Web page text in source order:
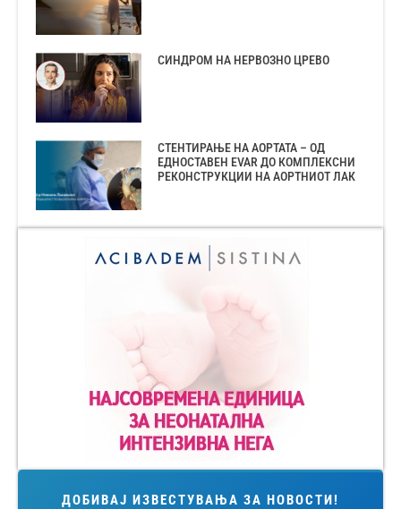
СИНДРОМ НА НЕРВОЗНО ЦРЕВО
СТЕНТИРАЊЕ НА АОРТАТА – ОД
ЕДНОСТАВЕН EVAR ДО КОМПЛЕКСНИ
РЕКОНСТРУКЦИИ НА АОРТНИОТ ЛАК
ДОБИВАЈ ИЗВЕСТУВАЊА ЗА НОВОСТИ!